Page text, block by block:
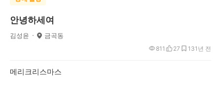
안녕하세여
김성윤 금곡동
1년 전
811 27 13
메리크리스마스